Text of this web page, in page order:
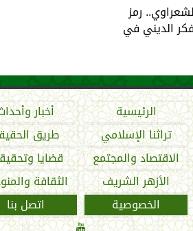
رمز
الديني في
الرئيسية أخبار
تراثنا الإسلامي
طريق
الاقتصاد والمجتمع
قضايا
الأزهر الشريف
الثقافة
الخصوصية
اتصل بنا